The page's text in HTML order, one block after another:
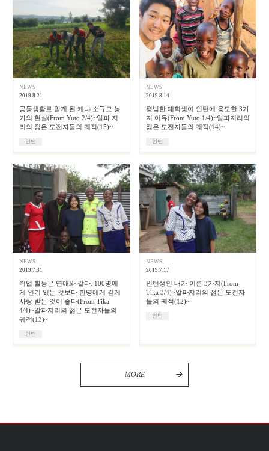
NEWS
공동생활로 알게 된 케냐 소규모 농
가의 현실(From Yuto 2/4)~알파 지
리의 젊은 도전자들의 궤적(15)~
NEWS
평범한 대학생이 인턴에 응모한 3가
지 이유(From Yuto 1/4)~알파지리의
젊은 도전자들의 궤적(14)~
NEWS
취업 활동은 연애와 같다. 100명에
게 인기 있는 것보다 한명에게 깊게
사랑 받는 것이 좋다(From Tika
4/4)~알파지리의 젊은 도전자들의
궤적(13)~
NEWS
인턴생인 내가 이룬 3가지(From
Tika 3/4)~알파지리의 젊은 도전자
들의 궤적(12)~